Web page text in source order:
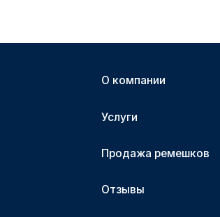
О компании
Услуги
Продажа ремешков
Отзывы